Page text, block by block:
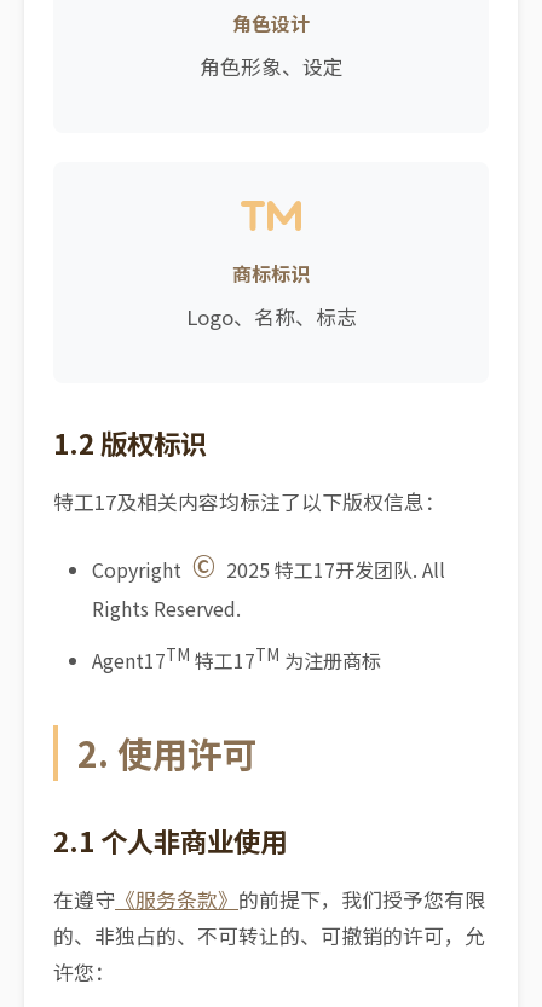
角色设计
角色形象、设定
商标标识
Logo、名称、标志
1.2 版权标识
特工17及相关内容均标注了以下版权信息：
Copyright © 2025 特工17开发团队. All
Rights Reserved.
Agent17TM 特工17TM 为注册商标
2. 使用许可
2.1 个人非商业使用
在遵守 《服务条款》 的前提下，我们授予您有限
的、非独占的、不可转让的、可撤销的许可，允
许您：